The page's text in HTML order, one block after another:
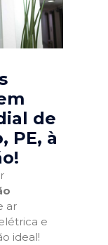
de
PE, à
ar
e
ideal!